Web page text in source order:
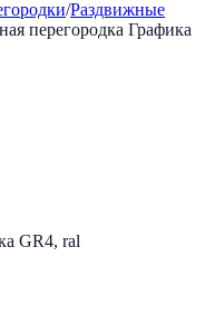
/Раздвижные
перегородка Графика